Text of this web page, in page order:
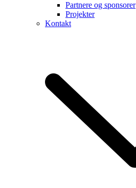
Partnere og sponsorer
Projekter
Kontakt